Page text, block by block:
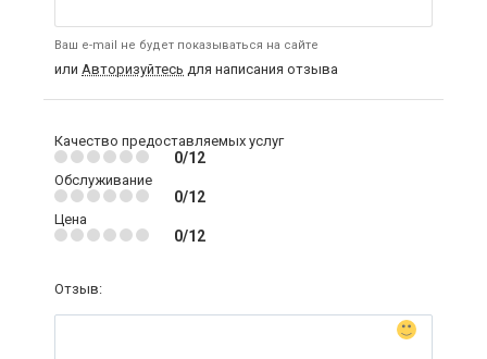
Ваш e-mail не будет показываться на сайте
или Авторизуйтесь для написания отзыва
Качество предоставляемых услуг
0/12
Обслуживание
0/12
Цена
0/12
Отзыв: